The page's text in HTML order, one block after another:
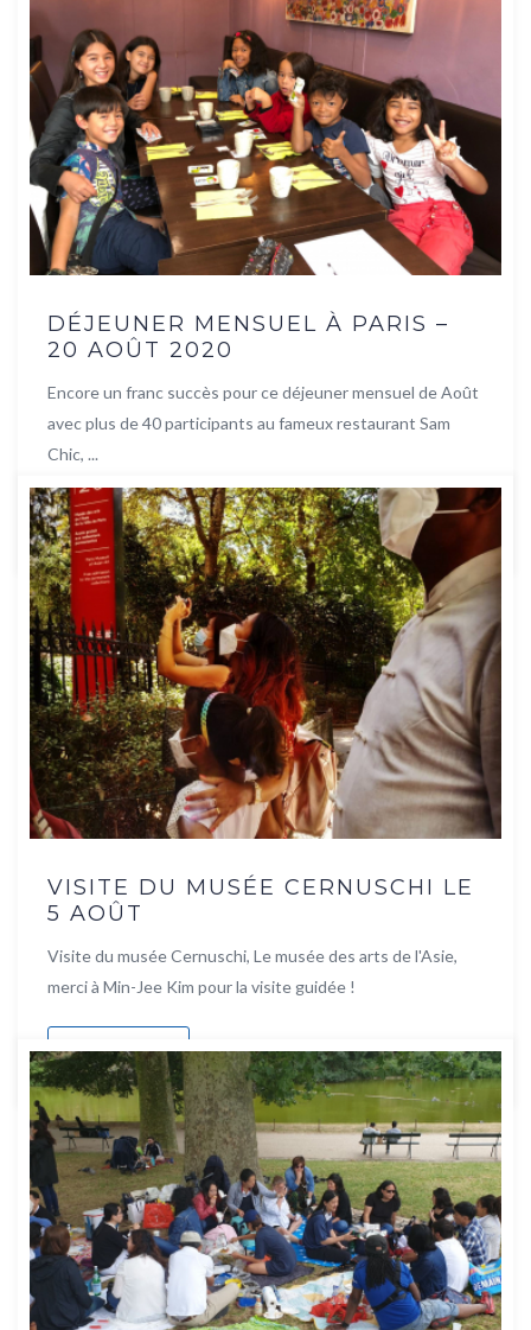
DÉJEUNER MENSUEL À PARIS –
20 AOÛT 2020
Encore un franc succès pour ce déjeuner mensuel de Août
avec plus de 40 participants au fameux restaurant Sam
Chic, ...
Lire la suite
VISITE DU MUSÉE CERNUSCHI LE
5 AOÛT
Visite du musée Cernuschi, Le musée des arts de l'Asie,
merci à Min-Jee Kim pour la visite guidée !
Lire la suite